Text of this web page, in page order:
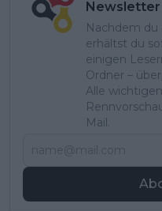
Newsletter
Nachdem du
erhältst du
einigen
Ordner –
Alle
Mail.